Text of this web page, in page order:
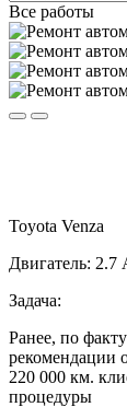
Все работы
Toyota Venza
Двигатель:
Задача:
Ранее, по
рекомендации
220 000 км.
процедуры